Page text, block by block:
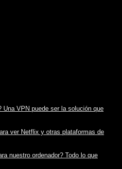
Una VPN puede ser la solución que
ver Netflix y otras plataformas de
nuestro ordenador? Todo lo que